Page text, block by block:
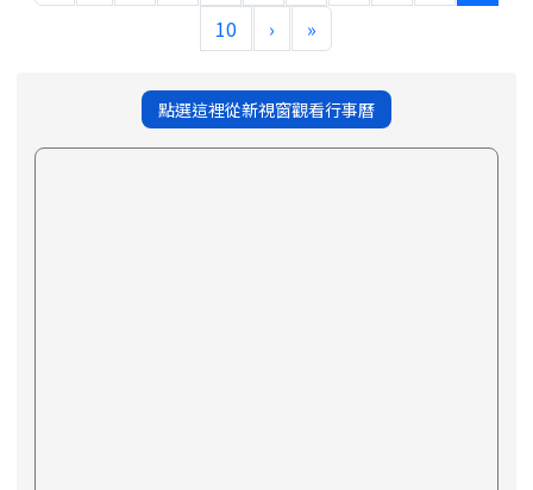
10
› »
點選這裡從新視窗觀看行事曆